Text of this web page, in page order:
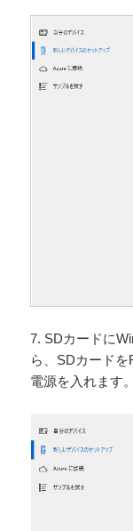
7. SDカードに
ら、SDカードを
電源を入れます。